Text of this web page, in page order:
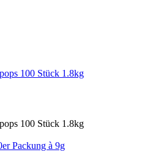
100 Stück 1.8kg
100 Stück 1.8kg
Packung à 9g